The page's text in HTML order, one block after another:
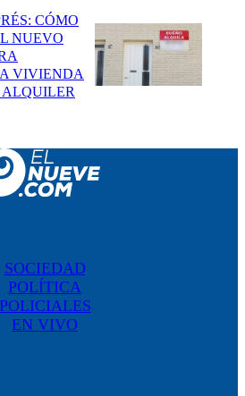
CÓMO
NUEVO
VIVIENDA
ALQUILER
SOCIEDAD
POLÍTICA
POLICIALES
EN VIVO